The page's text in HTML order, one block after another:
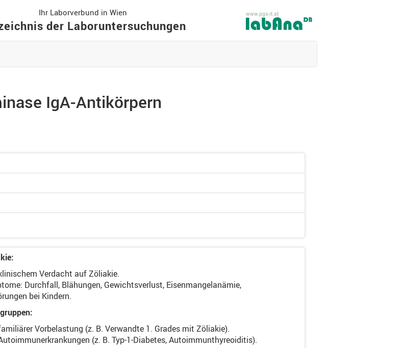
Ihr Laborverbund in Wien
der Laboruntersuchungen
www.pgs-it.at
IgA-Antikörpern
Verdacht auf Zöliakie.
Durchfall, Blähungen, Gewichtsverlust, Eisenmangelanämie,
bei Kindern.
Vorbelastung (z. B. Verwandte 1. Grades mit Zöliakie).
(z. B. Typ-1-Diabetes, Autoimmunthyreoiditis).